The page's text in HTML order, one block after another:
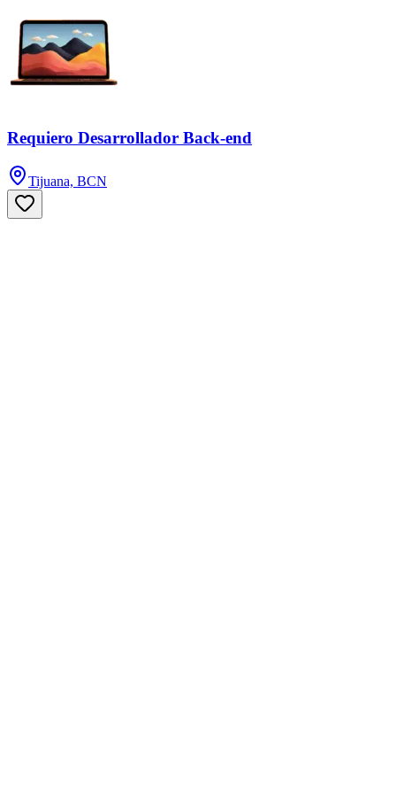
Requiero Desarrollador Back-end
Tijuana, BCN